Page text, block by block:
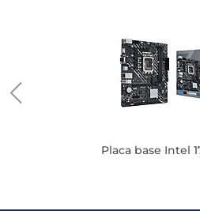
Placa base Intel